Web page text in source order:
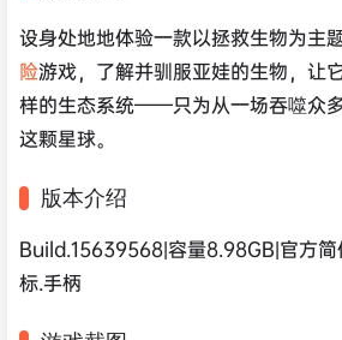
设身处地地体验一款以拯救生物为主
险游戏，了解并驯服亚娃的生物，让
样的生态系统——只为从一场吞噬众
这颗星球。
版本介绍
Build.15639568|容量8.98GB|官方简
标.手柄